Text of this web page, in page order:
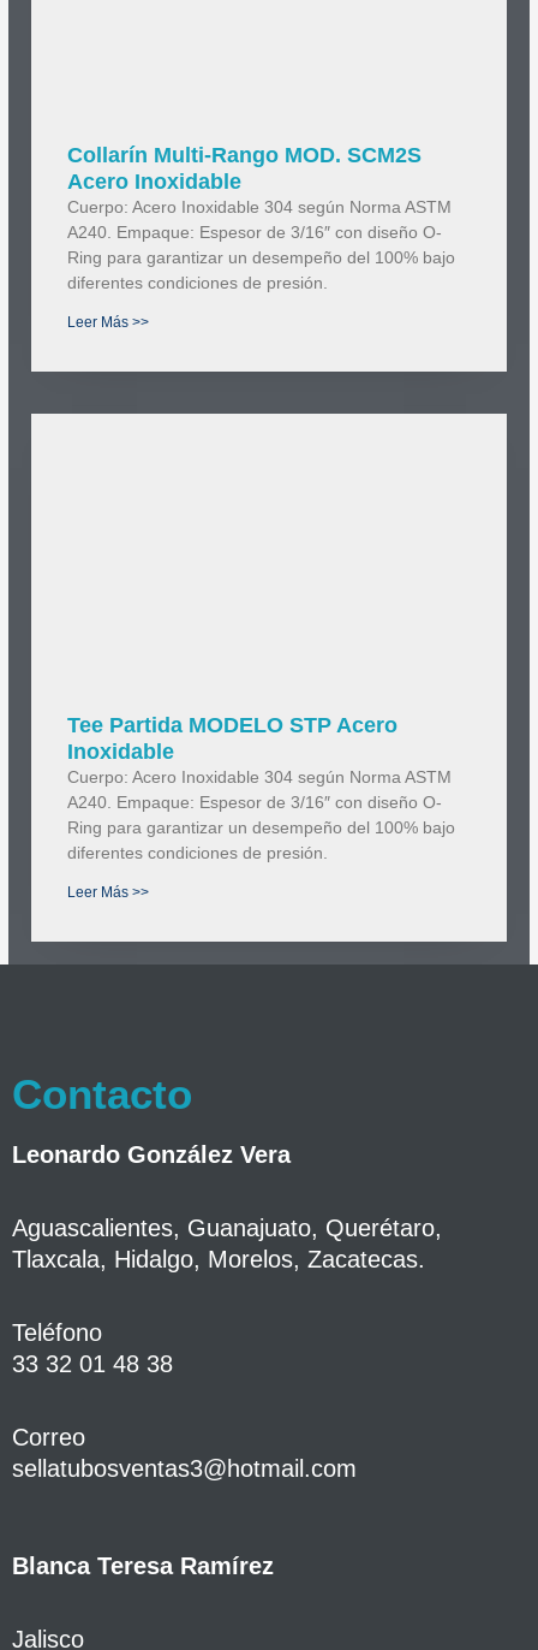
Collarín Multi-Rango MOD. SCM2S
Acero Inoxidable
Cuerpo: Acero Inoxidable 304 según Norma ASTM
A240. Empaque: Espesor de 3/16″ con diseño O-
Ring para garantizar un desempeño del 100% bajo
diferentes condiciones de presión.
Leer Más >>
Tee Partida MODELO STP Acero
Inoxidable
Cuerpo: Acero Inoxidable 304 según Norma ASTM
A240. Empaque: Espesor de 3/16″ con diseño O-
Ring para garantizar un desempeño del 100% bajo
diferentes condiciones de presión.
Leer Más >>
Contacto
Leonardo González Vera
Aguascalientes, Guanajuato, Querétaro,
Tlaxcala, Hidalgo, Morelos, Zacatecas.
Teléfono
33 32 01 48 38
Correo
sellatubosventas3@hotmail.com
Blanca Teresa Ramírez
Jalisco